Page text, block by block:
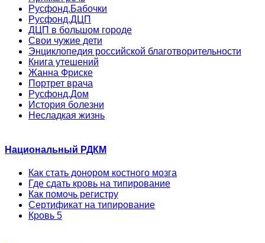
Русфонд.Бабочки
Русфонд.ДЦП
ДЦП в большом городе
Свои чужие дети
Энциклопедия российской благотворительности
Книга утешений
Жанна Фриске
Портрет врача
Русфонд.Дом
История болезни
Несладкая жизнь
Национальный РДКМ
Как стать донором костного мозга
Где сдать кровь на типирование
Как помочь регистру
Сертификат на типирование
Кровь 5